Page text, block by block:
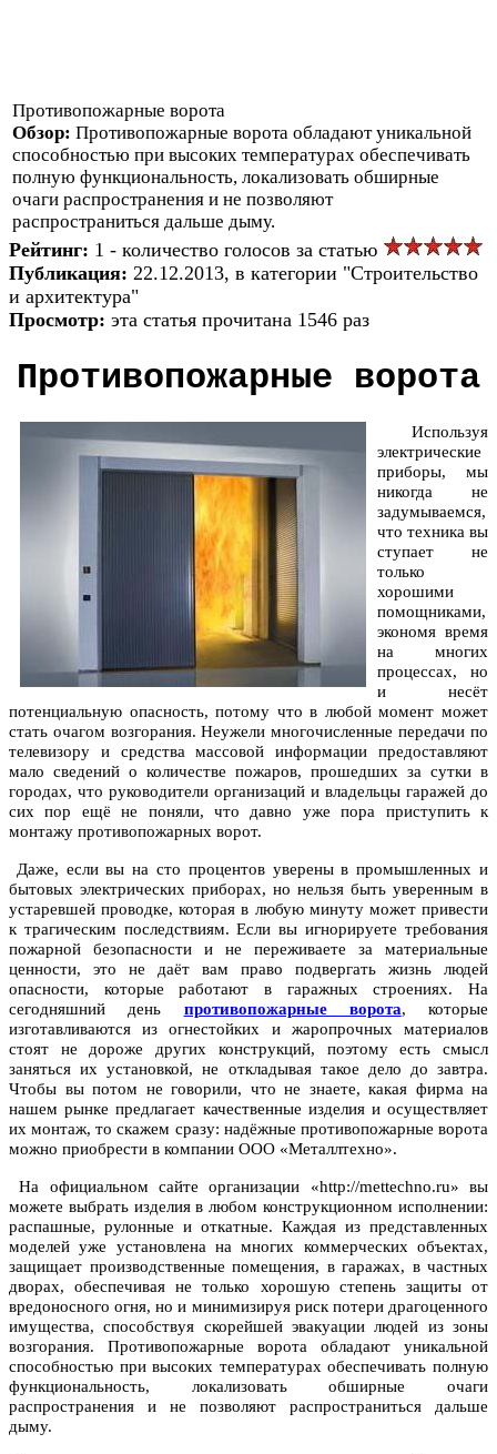
Противопожарные ворота
Обзор: Противопожарные ворота обладают уникальной
способностью при высоких температурах обеспечивать
полную функциональность, локализовать обширные
очаги распространения и не позволяют
распространиться дальше дыму.
Рейтинг: 1 - количество голосов за статью
Публикация: 22.12.2013, в категории "Строительство
и архитектура"
Просмотр: эта статья прочитана 1546 раз
Противопожарные ворота
Используя
электрические
приборы, мы
никогда не
задумываемся,
что техника вы
ступает не
только
хорошими
помощниками,
экономя время
на многих
процессах, но
и несёт
потенциальную опасность, потому что в любой момент может
стать очагом возгорания. Неужели многочисленные передачи по
телевизору и средства массовой информации предоставляют
мало сведений о количестве пожаров, прошедших за сутки в
городах, что руководители организаций и владельцы гаражей до
сих пор ещё не поняли, что давно уже пора приступить к
монтажу противопожарных ворот.
Даже, если вы на сто процентов уверены в промышленных и
бытовых электрических приборах, но нельзя быть уверенным в
устаревшей проводке, которая в любую минуту может привести
к трагическим последствиям. Если вы игнорируете требования
пожарной безопасности и не переживаете за материальные
ценности, это не даёт вам право подвергать жизнь людей
опасности, которые работают в гаражных строениях. На
сегодняшний день противопожарные ворота, которые
изготавливаются из огнестойких и жаропрочных материалов
стоят не дороже других конструкций, поэтому есть смысл
заняться их установкой, не откладывая такое дело до завтра.
Чтобы вы потом не говорили, что не знаете, какая фирма на
нашем рынке предлагает качественные изделия и осуществляет
их монтаж, то скажем сразу: надёжные противопожарные ворота
можно приобрести в компании ООО «Металлтехно».
На официальном сайте организации «http://mettechno.ru» вы
можете выбрать изделия в любом конструкционном исполнении:
распашные, рулонные и откатные. Каждая из представленных
моделей уже установлена на многих коммерческих объектах,
защищает производственные помещения, в гаражах, в частных
дворах, обеспечивая не только хорошую степень защиты от
вредоносного огня, но и минимизируя риск потери драгоценного
имущества, способствуя скорейшей эвакуации людей из зоны
возгорания. Противопожарные ворота обладают уникальной
способностью при высоких температурах обеспечивать полную
функциональность, локализовать обширные очаги
распространения и не позволяют распространиться дальше
дыму.